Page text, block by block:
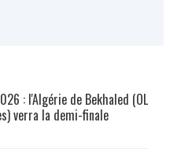
: l'Algérie de Bekhaled (OL
verra la demi-finale